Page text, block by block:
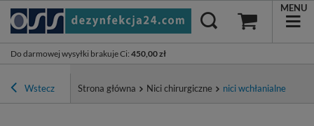
Do darmowej wysyłki brakuje Ci: 450,00 zł
MENU
Wstecz Strona główna Nici chirurgiczne nici wchłanialne